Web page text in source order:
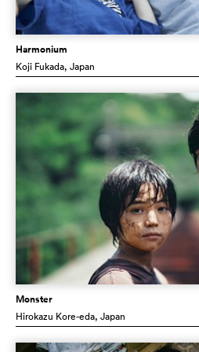
Harmonium
Koji Fukada, Japan
Monster
Hirokazu Kore-eda, Japan